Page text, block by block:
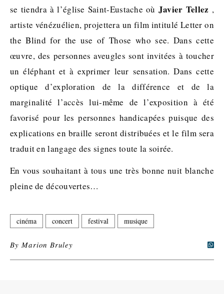
se tiendra à l’église Saint-Eustache où Javier Tellez ,
artiste vénézuélien, projettera un film intitulé Letter on
the Blind for the use of Those who see. Dans cette
œuvre, des personnes aveugles sont invitées à toucher
un éléphant et à exprimer leur sensation. Dans cette
optique d’exploration de la différence et de la
marginalité l’accès lui-même de l’exposition à été
favorisé pour les personnes handicapées puisque des
explications en braille seront distribuées et le film sera
traduit en langage des signes toute la soirée.
En vous souhaitant à tous une très bonne nuit blanche
pleine de découvertes…
cinéma concert festival musique
ByMarion Bruley